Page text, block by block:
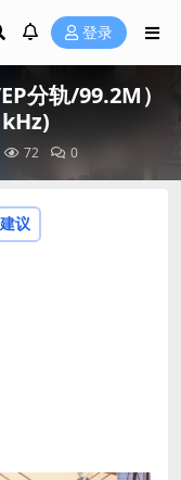
登录
分轨/99.2M）
72 0
议